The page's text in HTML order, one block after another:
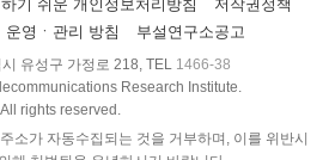
기 쉬운 개인정보처리방침
저작권정책
운영ㆍ관리 방침
부설연구소공고
유성구 가정로 218, TEL 1466-38
Research Institute.
All rights reserved.
소가 자동수집되는 것을 거부하며, 이를 위반시